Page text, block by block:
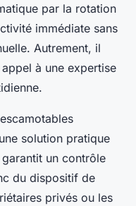
par la rotation
immédiate sans
Autrement, il
à une expertise
solution pratique
un contrôle
du dispositif de
privés ou les